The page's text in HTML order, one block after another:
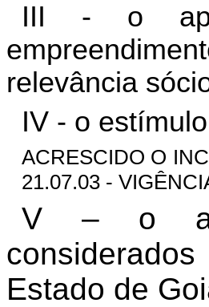
III - o
relevância
IV - o
ACRESCIDO O
21.07.03 -
V – o
Estado de